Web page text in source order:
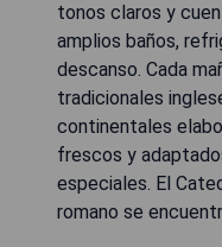
tonos claros y
amplios baños,
descanso. Cada
tradicionales
continentales
frescos y
especiales. El
romano se